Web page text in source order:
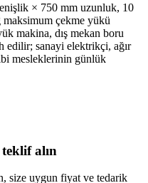
× 750 mm uzunluk, 10
çekme yükü
makina, dış mekan boru
edilir; sanayi elektrikçi, ağır
mesleklerinin günlük
alın
size uygun fiyat ve tedarik